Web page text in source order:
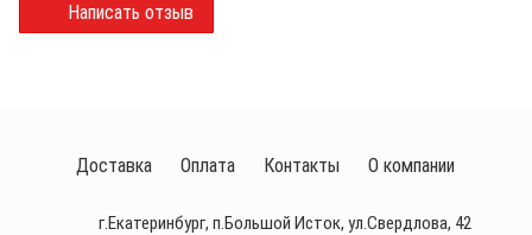
Написать отзыв
г.Екатеринбург, п.Большой Исток, ул.Свердлова, 42
Доставка Оплата Контакты О компании